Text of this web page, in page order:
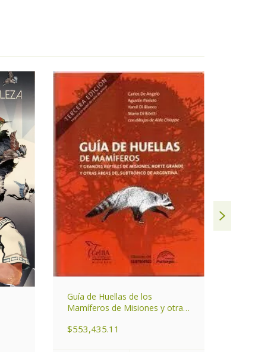
Guía de Huellas de los
Mamíferos de Misiones y otras
Argentina
$553,435.11